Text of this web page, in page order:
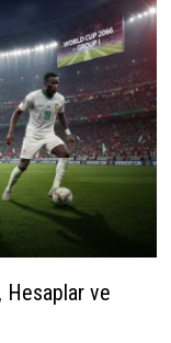
Hesaplar ve